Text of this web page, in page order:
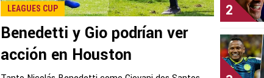
LEAGUES CUP
Benedetti y Gio podrían ver
acción en Houston
2